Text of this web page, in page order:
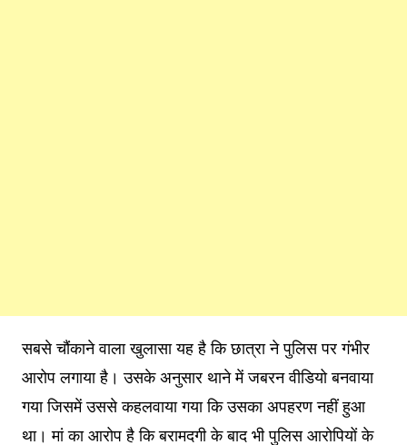
सबसे चौंकाने वाला खुलासा यह है कि छात्रा ने पुलिस पर गंभीर
आरोप लगाया है। उसके अनुसार थाने में जबरन वीडियो बनवाया
गया जिसमें उससे कहलवाया गया कि उसका अपहरण नहीं हुआ
था। मां का आरोप है कि बरामदगी के बाद भी पुलिस आरोपियों के